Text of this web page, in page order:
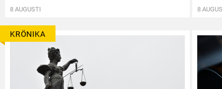
8 AUGUSTI 8
KRÖNIKA